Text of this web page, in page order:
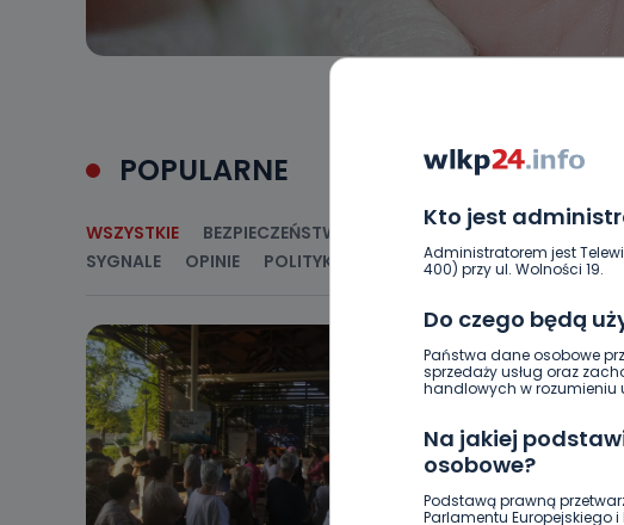
Kto jest
Administratorem jest
400) przy ul. Wolności 19.
Do czego będą
Państwa dane osobowe
sprzedaży usług oraz
handlowych w rozumieniu
Na jakiej
osobowe?
Podstawą prawną
Parlamentu Europejskiego
POPULARNE
WSZYSTKIE BEZPIECZEŃSTWO CIEKAWOSTKI
SYGNALE
OPINIE POLITYKA RELIGIA SAMORZĄD